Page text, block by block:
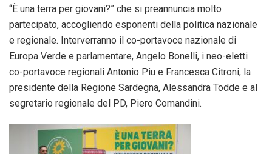
“È una terra per giovani?” che si preannuncia molto
partecipato, accogliendo esponenti della politica nazionale
e regionale. Interverranno il co-portavoce nazionale di
Europa Verde e parlamentare, Angelo Bonelli, i neo-eletti
co-portavoce regionali Antonio Piu e Francesca Citroni, la
presidente della Regione Sardegna, Alessandra Todde e al
segretario regionale del PD, Piero Comandini.